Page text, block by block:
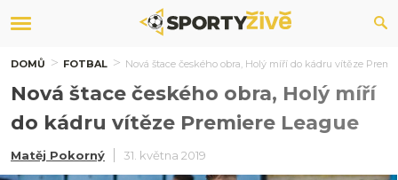
DOMŮ FOTBAL Nová štace českého obra, Holý míří do kádru vítěze
Nová štace českého obra, Holý míří
do kádru vítěze Premiere League
Matěj Pokorný 31. května 2019